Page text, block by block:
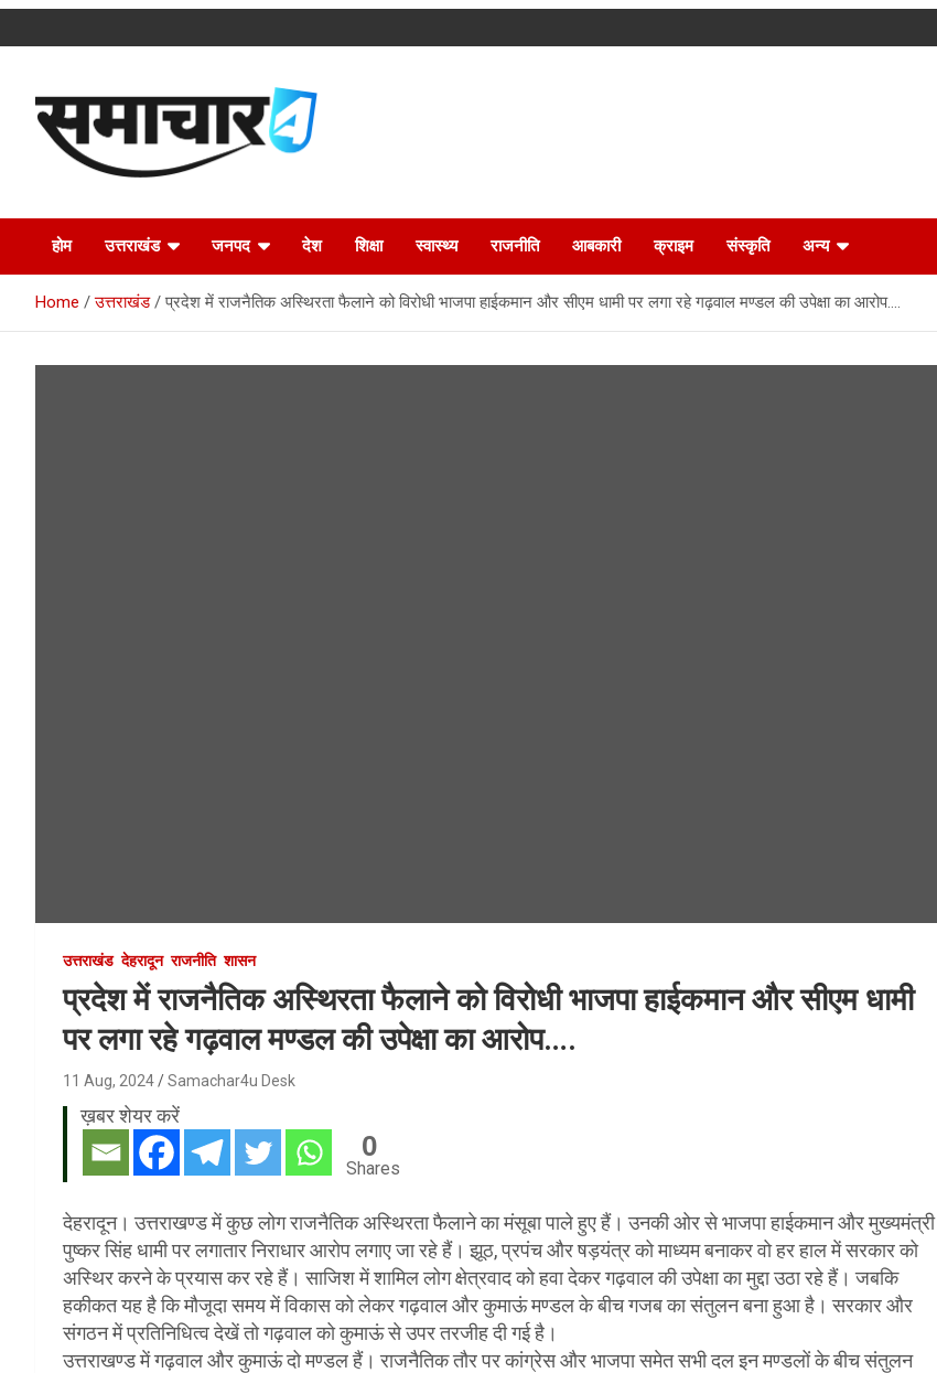
to
Samachar4u
होम उत्तराखंड जनपद देश शिक्षा स्वास्थ्य राजनीति आबकारी क्राइम संस्कृति अन्य
Home उत्तराखंड प्रदेश में राजनैतिक अस्थिरता फैलाने को विरोधी भाजपा हाईकमान और सीएम धामी पर लगा रहे गढ़वाल मण्डल की उपेक्षा का आरोप….
उत्तराखंड देहरादून राजनीति शासन
प्रदेश में राजनैतिक अस्थिरता फैलाने को विरोधी भाजपा हाईकमान और सीएम धामी
पर लगा रहे गढ़वाल मण्डल की उपेक्षा का आरोप….
11 Aug, 2024 Samachar4u Desk
ख़बर शेयर करें
0
Shares
देहरादून। उत्तराखण्ड में कुछ लोग राजनैतिक अस्थिरता फैलाने का मंसूबा पाले हुए हैं। उनकी ओर से भाजपा हाईकमान और मुख्यमंत्री
पुष्कर सिंह धामी पर लगातार निराधार आरोप लगाए जा रहे हैं। झूठ, प्रपंच और षड़यंत्र को माध्यम बनाकर वो हर हाल में सरकार को
अस्थिर करने के प्रयास कर रहे हैं। साजिश में शामिल लोग क्षेत्रवाद को हवा देकर गढ़वाल की उपेक्षा का मुद्दा उठा रहे हैं। जबकि
हकीकत यह है कि मौजूदा समय में विकास को लेकर गढ़वाल और कुमाऊं मण्डल के बीच गजब का संतुलन बना हुआ है। सरकार और
संगठन में प्रतिनिधित्व देखें तो गढ़वाल को कुमाऊं से उपर तरजीह दी गई है।
उत्तराखण्ड में गढ़वाल और कुमाऊं दो मण्डल हैं। राजनैतिक तौर पर कांग्रेस और भाजपा समेत सभी दल इन मण्डलों के बीच संतुलन